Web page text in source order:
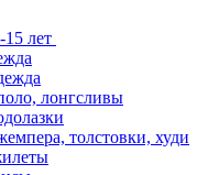
лет
лонгсливы
толстовки, худи